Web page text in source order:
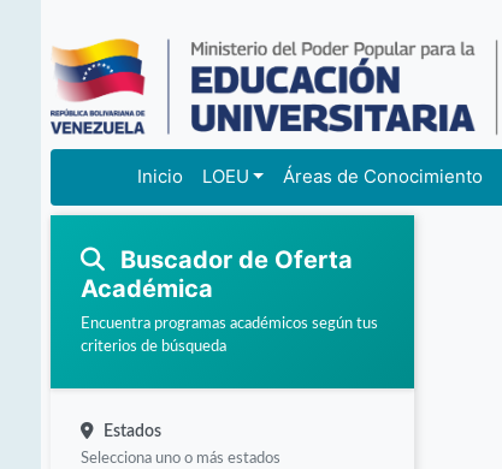
Inicio LOEU Áreas de Conocimiento
Buscador de Oferta
Académica
Encuentra programas académicos según tus
criterios de búsqueda
Estados
Selecciona uno o más estados